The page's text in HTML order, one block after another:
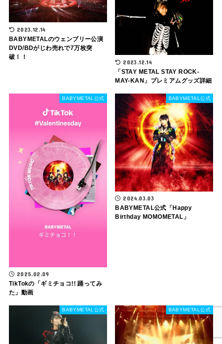
2023.12.14
BABYMETALのウェンブリー公演
DVD/BDがじわ売れで7万枚突
破！！
2023.12.14
「STAY METAL STAY ROCK-
MAY-KAN」プレミアムグッズ詳細
BABYMETAL公式
2025.02.09
TikTokの「ギミチョコ!! 踊ってみ
た」動画
BABYMETAL公式
2024.03.03
BABYMETAL公式「Happy
Birthday MOMOMETAL」
BABYMETAL公式 BABYMETAL公式